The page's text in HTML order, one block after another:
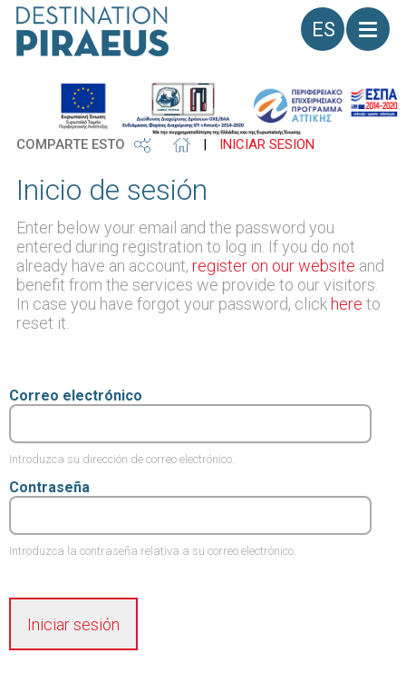
Idioma
COMPARTE ESTO | INICIAR SESIÓN
Inicio de sesión
Enter below your email and the password you
entered during registration to log in. If you do not
already have an account, register on our website and
benefit from the services we provide to our visitors.
In case you have forgot your password, click here to
reset it.
Correo electrónico
Introduzca su dirección de correo electrónico.
Contraseña
Introduzca la contraseña relativa a su correo electrónico.